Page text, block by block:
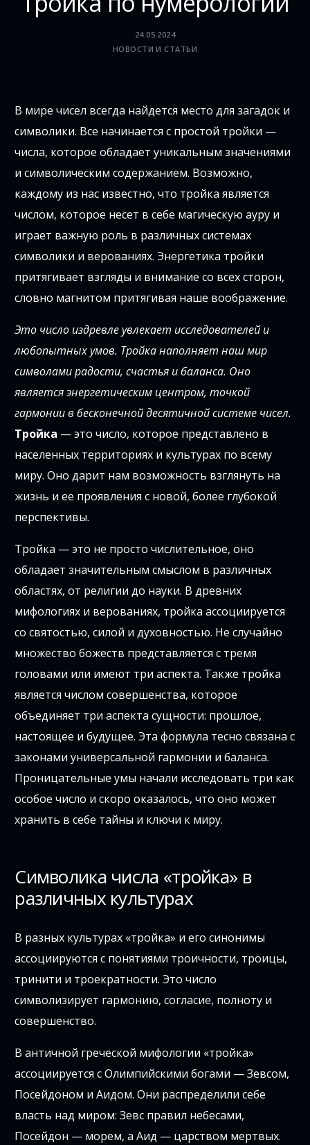
24.05.2024
НОВОСТИ И СТАТЬИ
В мире чисел всегда найдется место для загадок и
символики. Все начинается с простой тройки —
числа, которое обладает уникальным значениями
и символическим содержанием. Возможно,
каждому из нас известно, что тройка является
числом, которое несет в себе магическую ауру и
играет важную роль в различных системах
символики и верованиях. Энергетика тройки
притягивает взгляды и внимание со всех сторон,
словно магнитом притягивая наше воображение.
Это число издревле увлекает исследователей и
любопытных умов. Тройка наполняет наш мир
символами радости, счастья и баланса. Оно
является энергетическим центром, точкой
гармонии в бесконечной десятичной системе чисел.
Тройка — это число, которое представлено в
населенных территориях и культурах по всему
миру. Оно дарит нам возможность взглянуть на
жизнь и ее проявления с новой, более глубокой
перспективы.
Тройка — это не просто числительное, оно
обладает значительным смыслом в различных
областях, от религии до науки. В древних
мифологиях и верованиях, тройка ассоциируется
со святостью, силой и духовностью. Не случайно
множество божеств представляется с тремя
головами или имеют три аспекта. Также тройка
является числом совершенства, которое
объединяет три аспекта сущности: прошлое,
настоящее и будущее. Эта формула тесно связана с
законами универсальной гармонии и баланса.
Проницательные умы начали исследовать три как
особое число и скоро оказалось, что оно может
хранить в себе тайны и ключи к миру.
Символика числа «тройка» в
различных культурах
В разных культурах «тройка» и его синонимы
ассоциируются с понятиями троичности, троицы,
тринити и троекратности. Это число
символизирует гармонию, согласие, полноту и
совершенство.
В античной греческой мифологии «тройка»
ассоциируется с Олимпийскими богами — Зевсом,
Посейдоном и Аидом. Они распределили себе
власть над миром: Зевс правил небесами,
Посейдон — морем, а Аид — царством мертвых.